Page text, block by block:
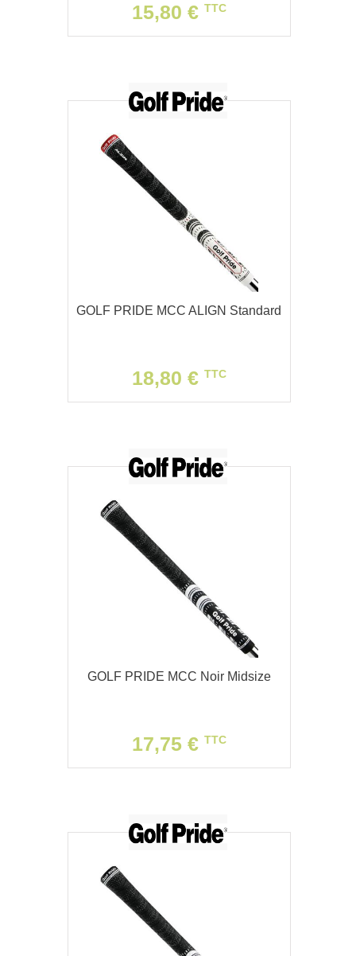
15,80 € TTC
GOLF PRIDE MCC ALIGN Standard
18,80 € TTC
GOLF PRIDE MCC Noir Midsize
17,75 € TTC